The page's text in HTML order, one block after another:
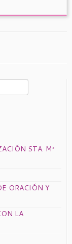
STA. Mª
ORACIÓN Y
LA